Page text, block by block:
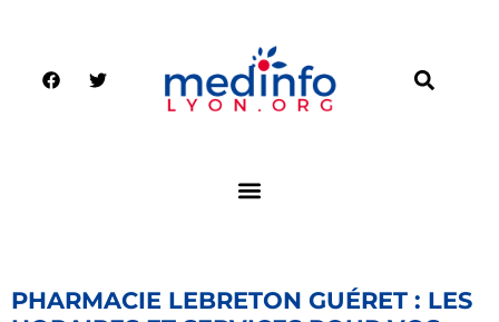
PHARMACIE LEBRETON GUÉRET : LES